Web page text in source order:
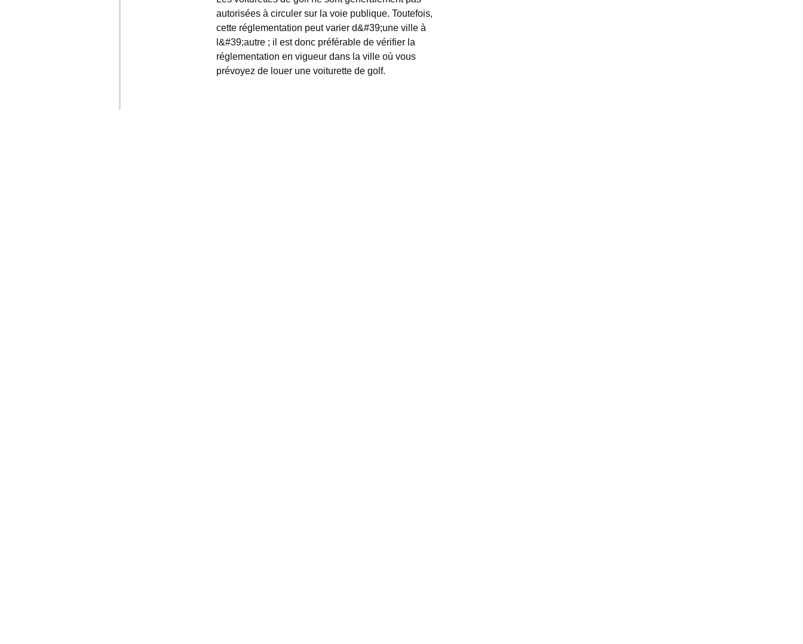
autorisées à circuler sur la voie publique. Toutefois,
cette réglementation peut varier d&#39;une ville à
l&#39;autre ; il est donc préférable de vérifier la
réglementation en vigueur dans la ville où vous
prévoyez de louer une voiturette de golf.